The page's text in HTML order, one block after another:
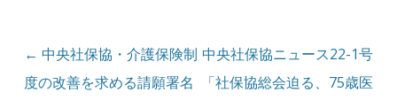
投稿ナビゲーション
← 中央社保協・介護保険制
度の改善を求める請願署名
中央社保協ニュース22-1号
「社保協総会迫る、75歳医